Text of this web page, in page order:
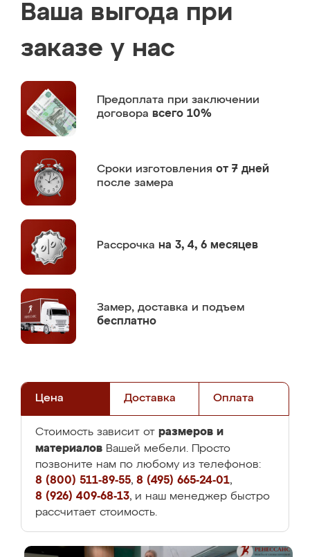
Ваша выгода при
заказе у нас
Предоплата при заключении
договора всего 10%
Сроки изготовления от 7 дней
после замера
Рассрочка на 3, 4, 6 месяцев
Замер, доставка и подъем
бесплатно
Цена Доставка Оплата
Стоимость зависит от размеров и
материалов Вашей мебели. Просто
позвоните нам по любому из телефонов:
8 (800) 511-89-55, 8 (495) 665-24-01,
8 (926) 409-68-13, и наш менеджер быстро
рассчитает стоимость.